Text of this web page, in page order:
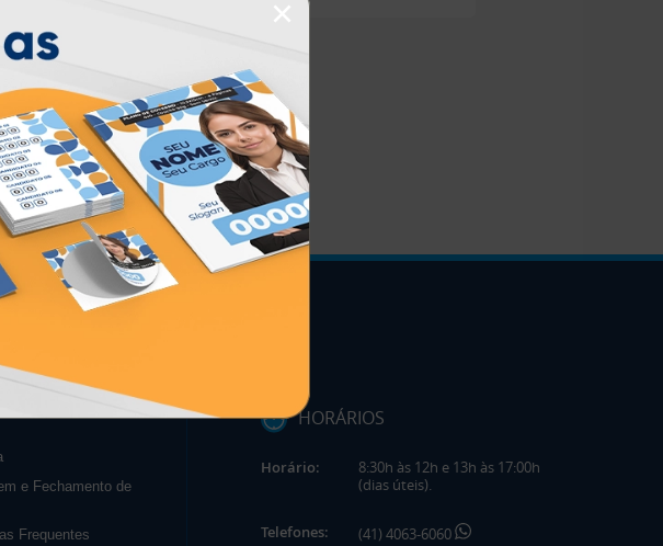
e Fechamento de
Frequentes
HORÁRIOS
Horário:
8:30h às 12h e 13h às 17:00h
(dias úteis).
Telefones:
(41) 4063-6060